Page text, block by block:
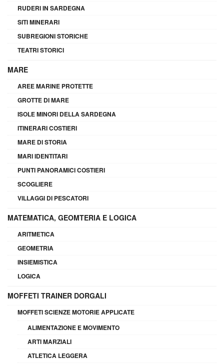
RUDERI IN SARDEGNA
SITI MINERARI
SUBREGIONI STORICHE
TEATRI STORICI
MARE
AREE MARINE PROTETTE
GROTTE DI MARE
ISOLE MINORI DELLA SARDEGNA
ITINERARI COSTIERI
MARE DI STORIA
MARI IDENTITARI
PUNTI PANORAMICI COSTIERI
SCOGLIERE
VILLAGGI DI PESCATORI
MATEMATICA, GEOMTERIA E LOGICA
ARITMETICA
GEOMETRIA
INSIEMISTICA
LOGICA
MOFFETI TRAINER DORGALI
MOFFETI SCIENZE MOTORIE APPLICATE
ALIMENTAZIONE E MOVIMENTO
ARTI MARZIALI
ATLETICA LEGGERA